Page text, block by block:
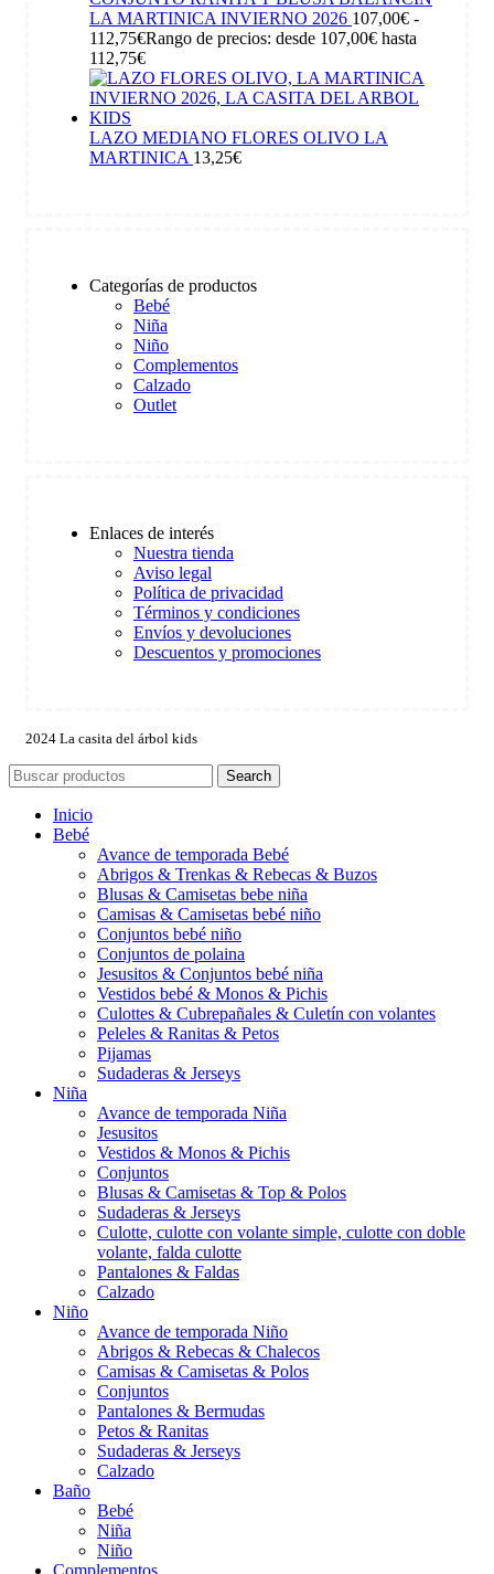
LA MARTINICA INVIERNO 2026 107,00€ -
112,75€Rango de precios: desde 107,00€ hasta
112,75€
LAZO MEDIANO FLORES OLIVO LA
MARTINICA 13,25€
Categorías de productos
Bebé
Niña
Niño
Complementos
Calzado
Outlet
Enlaces de interés
Nuestra tienda
Aviso legal
Política de privacidad
Términos y condiciones
Envíos y devoluciones
Descuentos y promociones
2024 La casita del árbol kids
Search
Inicio
Bebé
Avance de temporada Bebé
Abrigos & Trenkas & Rebecas & Buzos
Blusas & Camisetas bebe niña
Camisas & Camisetas bebé niño
Conjuntos bebé niño
Conjuntos de polaina
Jesusitos & Conjuntos bebé niña
Vestidos bebé & Monos & Pichis
Culottes & Cubrepañales & Culetín con volantes
Peleles & Ranitas & Petos
Pijamas
Sudaderas & Jerseys
Niña
Avance de temporada Niña
Jesusitos
Vestidos & Monos & Pichis
Conjuntos
Blusas & Camisetas & Top & Polos
Sudaderas & Jerseys
Culotte, culotte con volante simple, culotte con doble
volante, falda culotte
Pantalones & Faldas
Calzado
Niño
Avance de temporada Niño
Abrigos & Rebecas & Chalecos
Camisas & Camisetas & Polos
Conjuntos
Pantalones & Bermudas
Petos & Ranitas
Sudaderas & Jerseys
Calzado
Baño
Bebé
Niña
Niño
Complementos